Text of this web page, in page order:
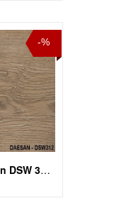
-%
Sàn Nhựa Dán Keo Daesan DSW 312